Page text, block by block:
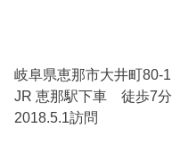
岐阜県恵那市大井町80-1
JR 恵那駅下車 徒歩7分
2018.5.1訪問